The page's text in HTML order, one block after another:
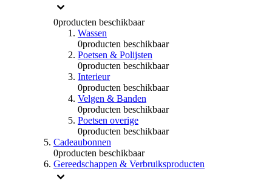
0producten beschikbaar
Wassen
0producten beschikbaar
Poetsen & Polijsten
0producten beschikbaar
Interieur
0producten beschikbaar
Velgen & Banden
0producten beschikbaar
Poetsen overige
0producten beschikbaar
Cadeaubonnen
0producten beschikbaar
Gereedschappen & Verbruiksproducten